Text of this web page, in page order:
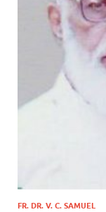
FR. DR. V. C. SAMUEL